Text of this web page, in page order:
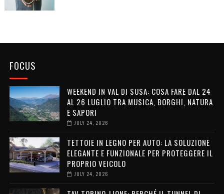
FOCUS
WEEKEND IN VAL DI SUSA: COSA FARE DAL 24
AL 26 LUGLIO TRA MUSICA, BORGHI, NATURA
E SAPORI
JULY 24, 2026
TETTOIE IN LEGNO PER AUTO: LA SOLUZIONE
ELEGANTE E FUNZIONALE PER PROTEGGERE IL
PROPRIO VEICOLO
JULY 24, 2026